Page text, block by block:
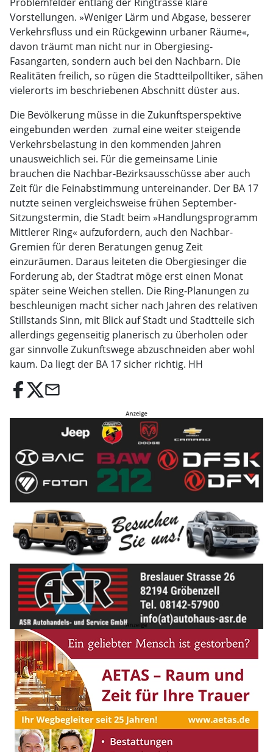
Vorstellungen. »Weniger Lärm und Abgase, besserer
Verkehrsfluss und ein Rückgewinn urbaner Räume«,
davon träumt man nicht nur in Obergiesing-
Fasangarten, sondern auch bei den Nachbarn. Die
Realitäten freilich, so rügen die Stadtteilpolltiker, sähen
vielerorts im beschriebenen Abschnitt düster aus.
Die Bevölkerung müsse in die Zukunftsperspektive
eingebunden werden  zumal eine weiter steigende
Verkehrsbelastung in den kommenden Jahren
unausweichlich sei. Für die gemeinsame Linie
brauchen die Nachbar-Bezirksausschüsse aber auch
Zeit für die Feinabstimmung untereinander. Der BA 17
nutzte seinen vergleichsweise frühen September-
Sitzungstermin, die Stadt beim »Handlungsprogramm
Mittlerer Ring« aufzufordern, auch den Nachbar-
Gremien für deren Beratungen genug Zeit
einzuräumen. Daraus leiteten die Obergiesinger die
Forderung ab, der Stadtrat möge erst einen Monat
später seine Weichen stellen. Die Ring-Planungen zu
beschleunigen macht sicher nach Jahren des relativen
Stillstands Sinn, mit Blick auf Stadt und Stadtteile sich
allerdings gegenseitig planerisch zu überholen oder
gar sinnvolle Zukunftswege abzuschneiden aber wohl
kaum. Da liegt der BA 17 sicher richtig. HH
email